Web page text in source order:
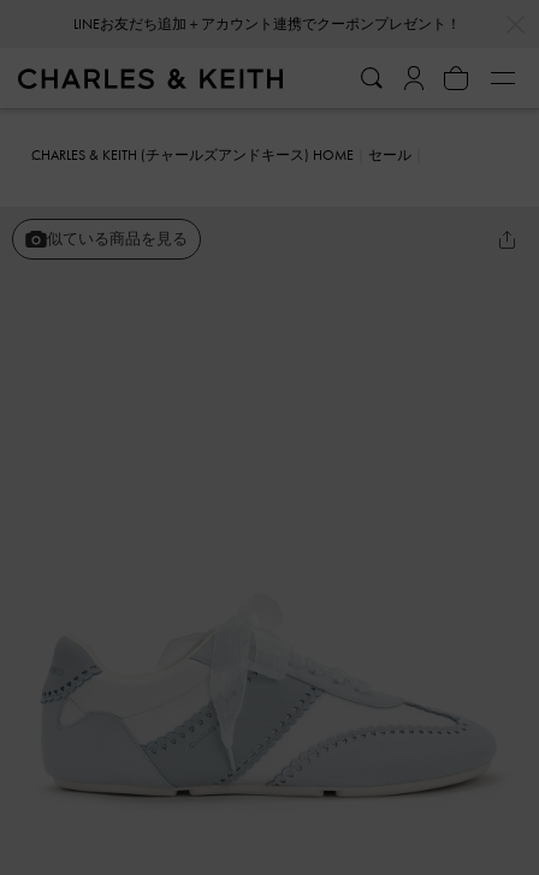
LINEお友だち追加＋アカウント連携でクーポンプレゼント！
CHARLES & KEITH (チャールズアンドキース) HOME
セール
似ている商品を見る